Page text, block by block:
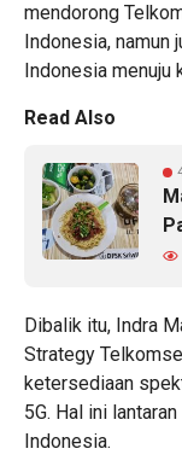
mendorong
Indonesia, namun
Indonesia menuju
Read Also
Dibalik itu, Indra
Strategy
ketersediaan
5G. Hal ini
Indonesia.